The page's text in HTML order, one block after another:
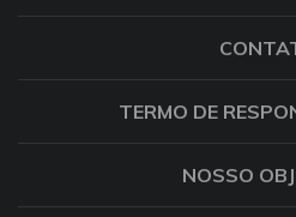
TERMO DE
NOSSO